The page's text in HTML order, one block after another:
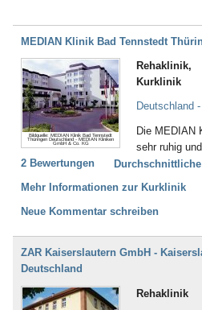
MEDIAN Klinik Bad Tennstedt
Bildquelle: MEDIAN Klinik Bad Tennstedt
Thüringen Deutschland - MEDIAN Kliniken
GmbH & Co. KG
Rehaklinik,
Kurklinik
Deutschland
Die MEDIAN
sehr ruhig
2 Bewertungen
Mehr Informationen zur Kurklinik
Neue Kommentar schreiben
ZAR Kaiserslautern GmbH -
Deutschland
Rehaklinik